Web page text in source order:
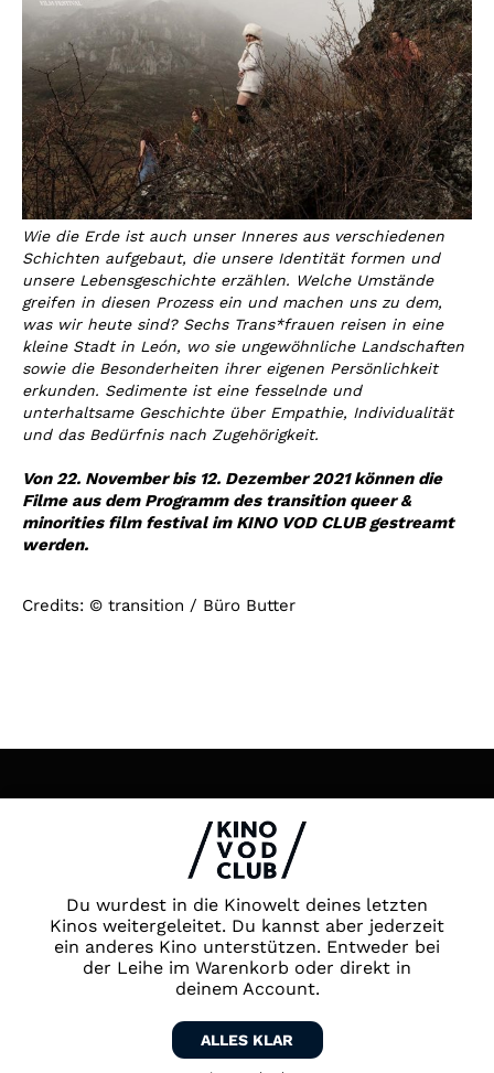
Du wurdest in die Kinowelt deines letzten
Kinos weitergeleitet. Du kannst aber jederzeit
ein anderes Kino unterstützen. Entweder bei
der Leihe im Warenkorb oder direkt in
deinem Account.
ALLES KLAR
Wie die Erde ist auch unser Inneres aus verschiedenen
Schichten aufgebaut, die unsere Identität formen und
unsere Lebensgeschichte erzählen. Welche Umstände
greifen in diesen Prozess ein und machen uns zu dem,
was wir heute sind? Sechs Trans*frauen reisen in eine
kleine Stadt in León, wo sie ungewöhnliche Landschaften
sowie die Besonderheiten ihrer eigenen Persönlichkeit
erkunden. Sedimente ist eine fesselnde und
unterhaltsame Geschichte über Empathie, Individualität
und das Bedürfnis nach Zugehörigkeit.
Von 22. November bis 12. Dezember 2021 können die
Filme aus dem Programm des transition queer &
minorities film festival im KINO VOD CLUB gestreamt
werden.
Credits: © transition / Büro Butter
AGB
Kontakt
Newsletter
Partner